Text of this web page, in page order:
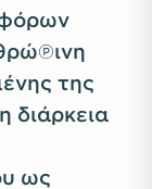
της
διάρκεια
ως